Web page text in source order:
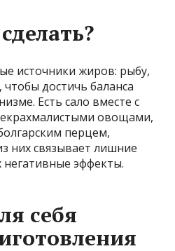
источники жиров: рыбу,
достичь баланса
Есть сало вместе с
овощами,
перцем,
них связывает лишние
эффекты.
себя